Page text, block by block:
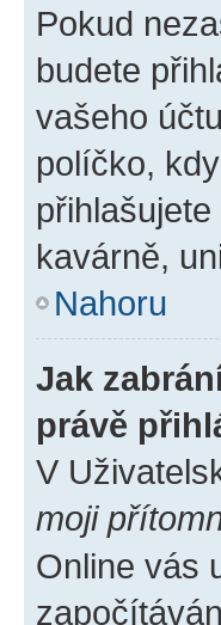
Pokud
budete
vašeho
políčko,
kavárně,
Nahoru
Jak
právě
V
moji
Online vás